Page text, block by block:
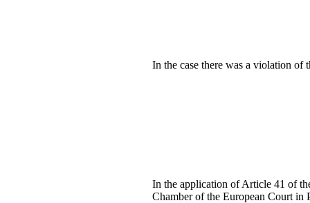
In the case there was a violation
In the application of Article 41 of
Chamber of the European Court